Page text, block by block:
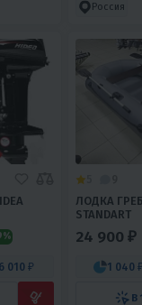
Россия
6 010 ₽
ЛОДКА
STANDART
24 900 ₽
1 040 ₽
В